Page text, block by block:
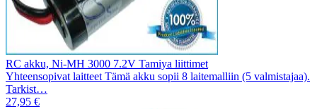
RC akku, Ni-MH 3000 7.2V Tamiya liittimet
Yhteensopivat laitteet Tämä akku sopii 8 laitemalliin (5 valmistajaa).
Tarkist…
27,95 €